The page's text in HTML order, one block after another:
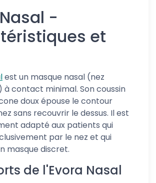
-
et
est un masque nasal (nez
à contact minimal. Son coussin
doux épouse le contour
sans recouvrir le dessus. Il est
adapté aux patients qui
par le nez et qui
masque discret.
de l'Evora Nasal